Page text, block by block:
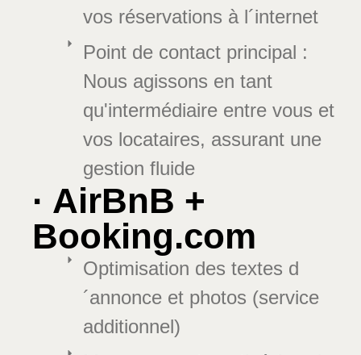
vos réservations à l´internet
Point de contact principal :
Nous agissons en tant
qu'intermédiaire entre vous et
vos locataires, assurant une
gestion fluide
· AirBnB +
Booking.com
Optimisation des textes d
´annonce et photos (service
additionnel)